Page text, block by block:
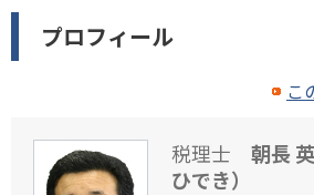
プロフィール
こ
税理士 朝長
ひでき）